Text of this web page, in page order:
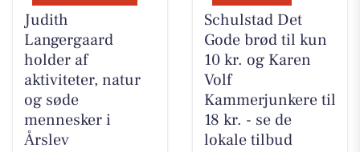
Judith
Langergaard
holder af
aktiviteter, natur
og søde
mennesker i
Årslev
Schulstad Det
Gode brød til kun
10 kr. og Karen
Volf
Kammerjunkere til
18 kr. - se de
lokale tilbud